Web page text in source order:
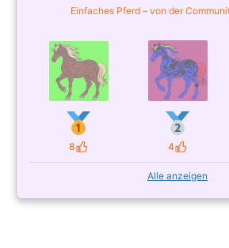
Einfaches Pferd – von der
8
Likes 4
Likes
Alle anzeigen